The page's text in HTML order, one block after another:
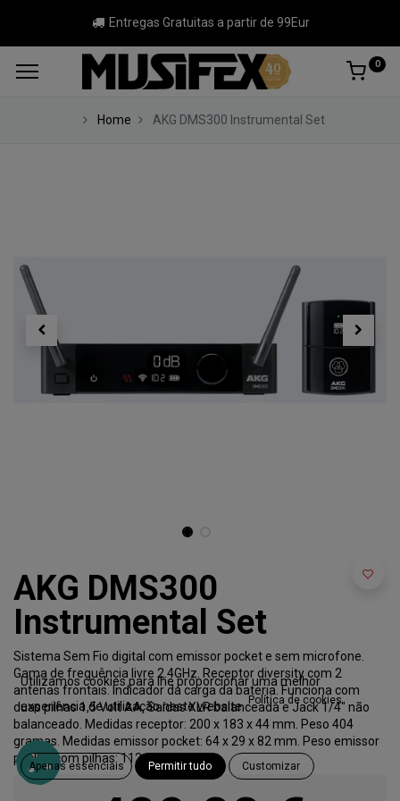
Entregas Gratuitas a partir de 99Eur
0
Home AKG DMS300 Instrumental Set
AKG DMS300
Instrumental Set
Sistema Sem Fio digital com emissor pocket e sem microfone.
Gama de frequência livre 2.4GHz. Receptor diversity com 2
antenas frontais. Indicador da carga da bateria. Funciona com
duas pilhas 1,5 Volt AA. Saídas XLR balanceada e Jack 1/4" não
balanceado. Medidas receptor: 200 x 183 x 44 mm. Peso 404
gramas. Medidas emissor pocket: 64 x 29 x 82 mm. Peso emissor
pocket com pilhas: 112 gramas.
Utilizamos cookies para lhe proporcionar uma melhor
experiência de utilização neste website. Política de cookies
Apenas essenciais Permitir tudo Customizar